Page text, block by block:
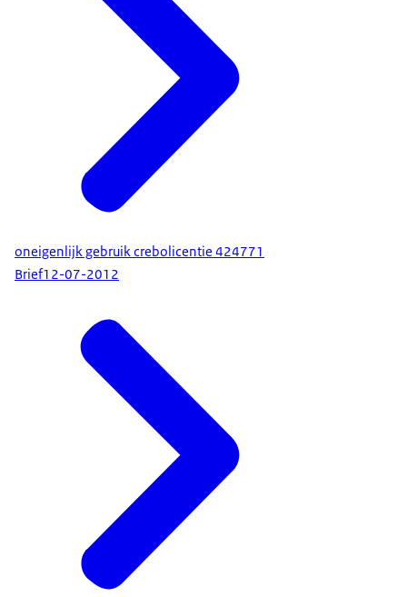
oneigenlijk gebruik crebolicentie 424771
Brief12-07-2012